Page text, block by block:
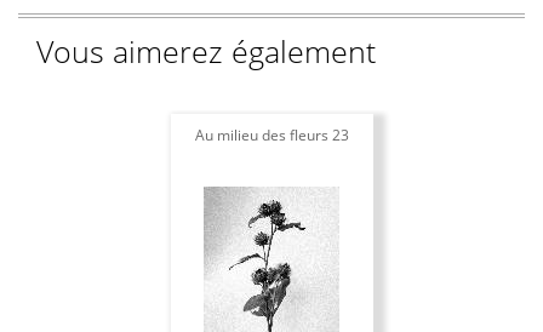
Vous aimerez également
Au milieu des fleurs 23